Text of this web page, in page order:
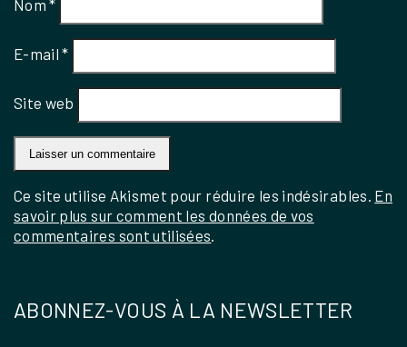
Nom*
E-mail*
Site web
Ce site utilise Akismet pour réduire les indésirables. En
savoir plus sur comment les données de vos
commentaires sont utilisées.
ABONNEZ-VOUS À LA NEWSLETTER